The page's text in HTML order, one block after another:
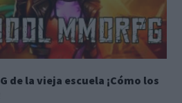
de la vieja escuela ¡Cómo los